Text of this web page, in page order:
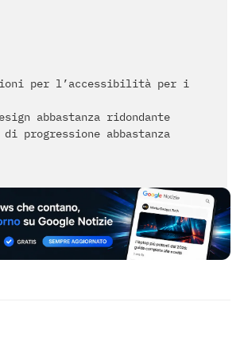
per l’accessibilità per i
abbastanza ridondante
di progressione abbastanza